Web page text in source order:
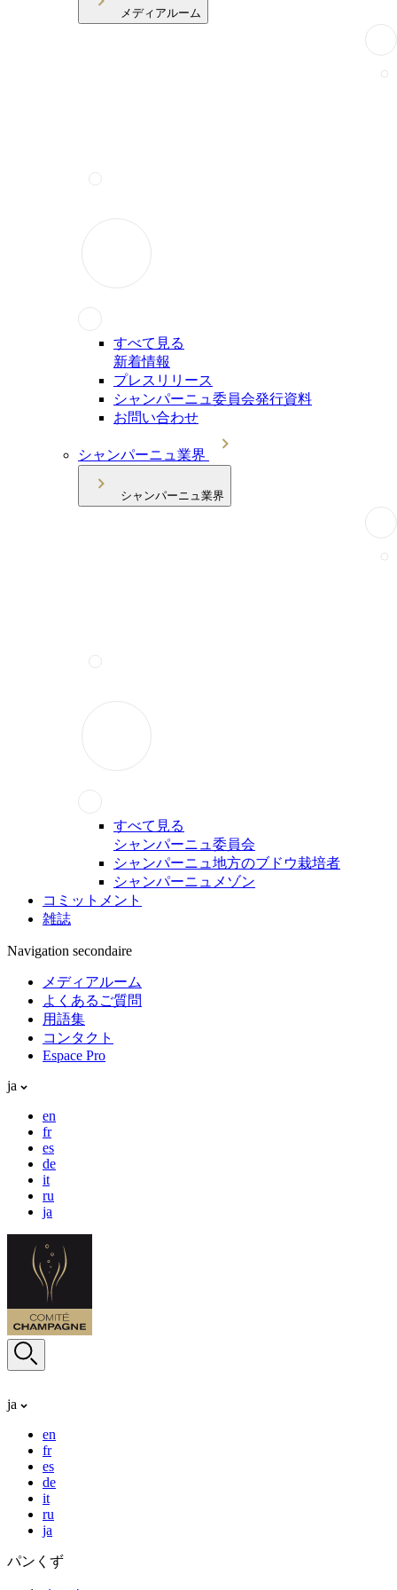
メディアルーム
すべて見る
新着情報
プレスリリース
シャンパーニュ委員会発行資料
お問い合わせ
シャンパーニュ業界
シャンパーニュ業界
すべて見る
シャンパーニュ委員会
シャンパーニュ地方のブドウ栽培者
シャンパーニュメゾン
コミットメント
雑誌
Navigation secondaire
メディアルーム
よくあるご質問
用語集
コンタクト
Espace Pro
ja
en
fr
es
de
it
ru
ja
ja
en
fr
es
de
it
ru
ja
パンくず